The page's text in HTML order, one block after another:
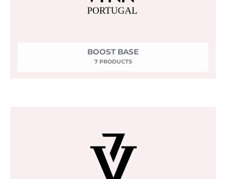
BOOST BASE
7 PRODUCTS